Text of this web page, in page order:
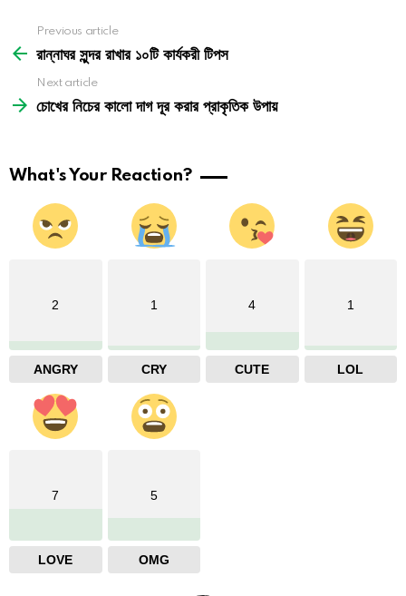
more
Previous article
রান্নাঘর সুন্দর রাখার ১০টি কার্যকরী টিপস
Next article
চোখের নিচের কালো দাগ দূর করার প্রাকৃতিক উপায়
What's Your Reaction?
2
ANGRY
1
CRY
4
CUTE
1
LOL
7
LOVE
5
OMG